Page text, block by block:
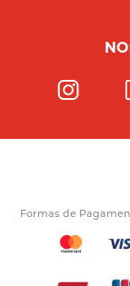
Formas de